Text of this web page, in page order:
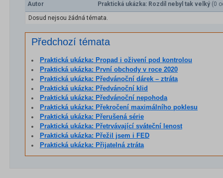
Autor Praktická ukázka: Rozdíl nebyl tak velký (0
Dosud nejsou žádná témata.
Předchozí témata
Praktická ukázka: Propad i oživení pod kontrolou
Praktická ukázka: První obchody v roce 2020
Praktická ukázka: Předvánoční dárek – ztráta
Praktická ukázka: Předvánoční klid
Praktická ukázka: Předvánoční nepohoda
Praktická ukázka: Překročení maximálního poklesu
Praktická ukázka: Přerušená série
Praktická ukázka: Přetrvávající sváteční lenost
Praktická ukázka: Přežil jsem i FED
Praktická ukázka: Přijatelná ztráta